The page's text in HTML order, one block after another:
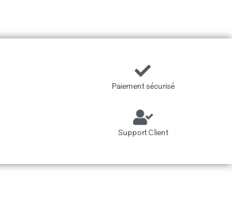
Paiement sécurisé
Support Client